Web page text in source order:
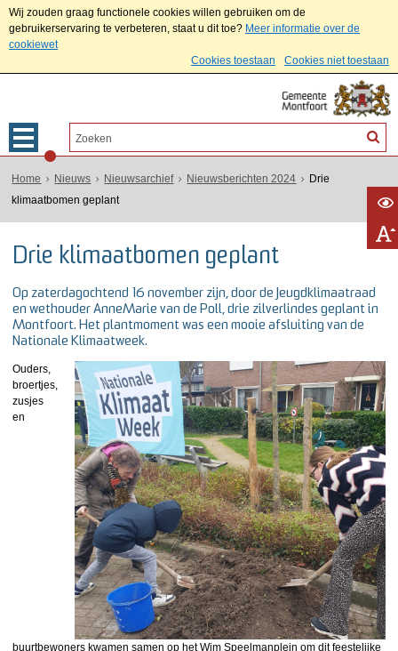
Wij zouden graag functionele cookies willen gebruiken om de
gebruikerservaring te verbeteren, staat u dit toe? Meer informatie over de
cookiewet
Cookies toestaan
Cookies niet toestaan
Home Nieuws Nieuwsarchief Nieuwsberichten 2024
Drie
klimaatbomen geplant
Drie klimaatbomen geplant
Op zaterdagochtend 16 november zijn, door de Jeugdklimaatraad
en wethouder AnneMarie van de Poll, drie zilverlindes geplant in
Montfoort. Het plantmoment was een mooie afsluiting van de
Nationale Klimaatweek.
Ouders,
broertjes,
zusjes
en
buurtbewoners kwamen samen op het Wim Speelmanplein om dit feestelijke